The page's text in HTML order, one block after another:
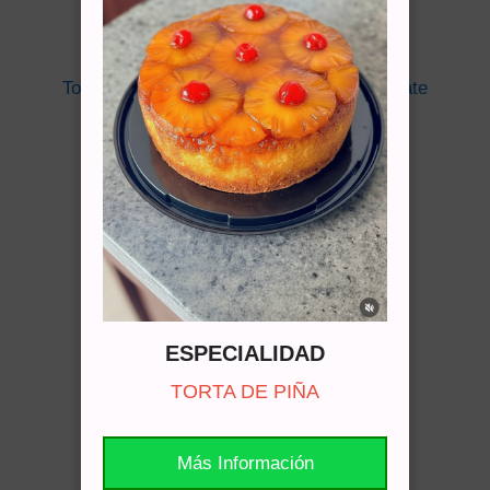
Torta De Vainilla Con Ganache De Chocolate
Cotizar vía WhatsApp
ESPECIALIDAD
TORTA DE PIÑA
Más Información